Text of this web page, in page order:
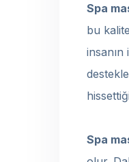
Spa
bu
Spa